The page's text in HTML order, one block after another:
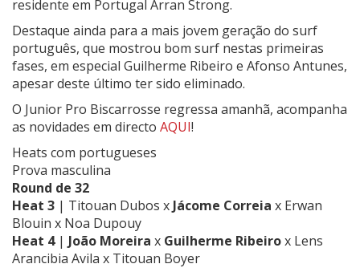
residente em Portugal Arran Strong.
Destaque ainda para a mais jovem geração do surf
português, que mostrou bom surf nestas primeiras
fases, em especial Guilherme Ribeiro e Afonso Antunes,
apesar deste último ter sido eliminado.
O Junior Pro Biscarrosse regressa amanhã, acompanha
as novidades em directo AQUI!
Heats com portugueses
Prova masculina
Round de 32
Heat 3 | Titouan Dubos x Jácome Correia x Erwan
Blouin x Noa Dupouy
Heat 4 | João Moreira x Guilherme Ribeirox Lens
Arancibia Avila x Titouan Boyer